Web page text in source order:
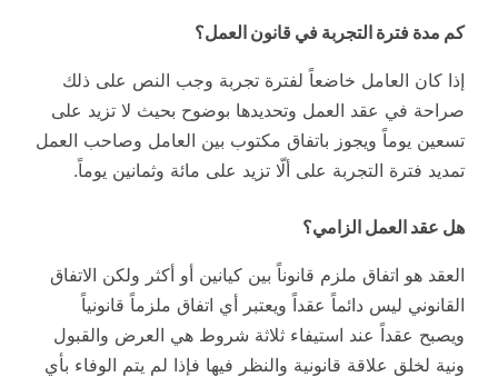
كم مدة فترة التجربة في قانون العمل؟
إذا كان العامل خاضعاً لفترة تجربة وجب النص على ذلك
صراحة في عقد العمل وتحديدها بوضوح بحيث لا تزيد على
تسعين يوماً ويجوز باتفاق مكتوب بين العامل وصاحب العمل
تمديد فترة التجربة على ألّا تزيد على مائة وثمانين يوماً.
هل عقد العمل الزامي؟
العقد هو اتفاق ملزم قانوناً بين كيانين أو أكثر ولكن الاتفاق
القانوني ليس دائماً عقداً ويعتبر أي اتفاق ملزماً قانونياً
ويصبح عقداً عند استيفاء ثلاثة شروط هي العرض والقبول
ونية لخلق علاقة قانونية والنظر فيها فإذا لم يتم الوفاء بأي